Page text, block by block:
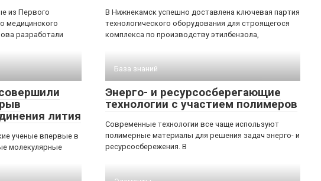
из Первого
медицинского
разработали
В Нижнекамск успешно доставлена ключевая партия
технологического оборудования для строящегося
комплекса по производству этилбензола,
лития
ученые впервые в
молекулярные
База знаний
Энерго- и ресурсосберегающие
технологии с участием полимеров
Современные технологии все чаще используют
полимерные материалы для решения задач энерго- и
ресурсосбережения. В